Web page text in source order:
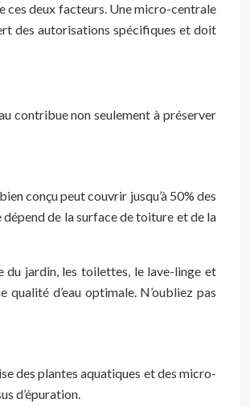
ces deux facteurs. Une micro-centrale
des autorisations spécifiques et doit
contribue non seulement à préserver
conçu peut couvrir jusqu’à 50% des
dépend de la surface de toiture et de la
du jardin, les toilettes, le lave-linge et
d’eau optimale. N’oubliez pas
des plantes aquatiques et des micro-
d’épuration.